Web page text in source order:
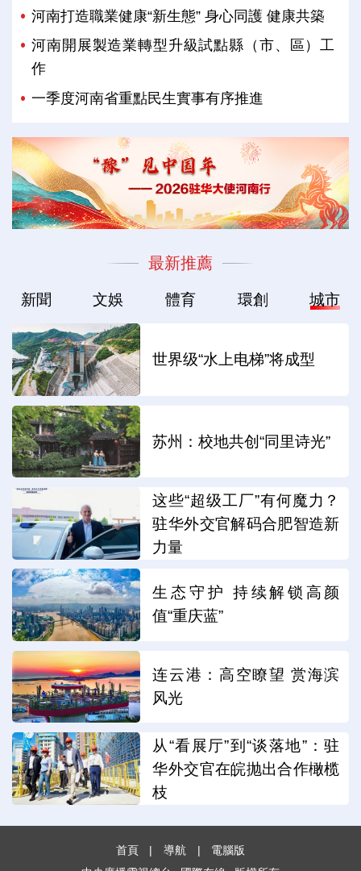
河南打造職業健康“新生態” 身心同護 健康共築
河南開展製造業轉型升級試點縣（市、區）工
作
一季度河南省重點民生實事有序推進
最新推薦
新聞 文娛 體育 環創 城市
世界级“水上电梯”将成型
苏州：校地共创“同里诗光”
这些“超级工厂”有何魔力？
驻华外交官解码合肥智造新
力量
生态守护 持续解锁高颜
值“重庆蓝”
连云港：高空瞭望 赏海滨
风光
从“看展厅”到“谈落地”：驻
华外交官在皖抛出合作橄榄
枝
首頁 | 導航 |
電腦版